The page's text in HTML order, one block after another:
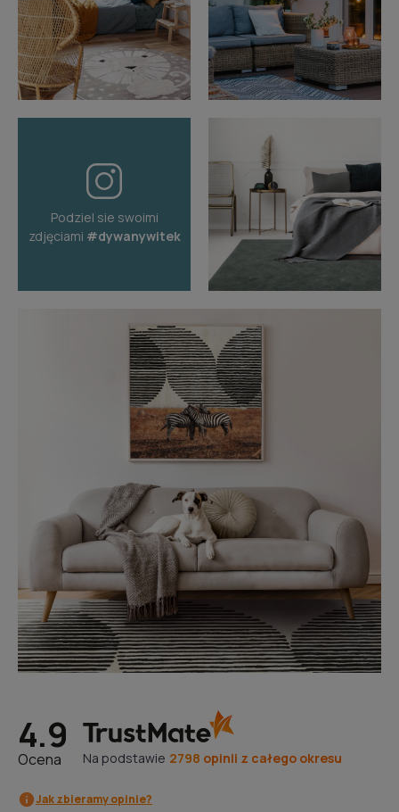
Podziel sie swoimi
zdjęciami #dywanywitek
4.9
Ocena Na podstawie 2798 opinii z całego okresu
Jak zbieramy opinie?